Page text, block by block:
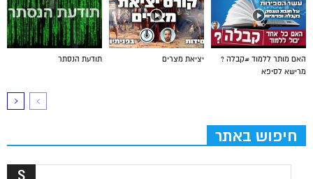
תודעת הנסתר יציאת מצרים
האם מותר ללמוד #קבלה ?
מרישא לסיפא
חיפוש באתר